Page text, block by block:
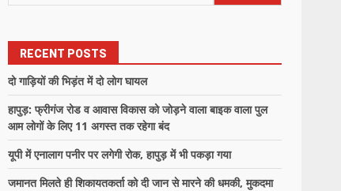
RECENT POSTS
दो गाड़ियों की भिड़ंत में दो लोग घायल
हापुड़: फ्रीगंज रोड व आवास विकास को जोड़ने वाला बाइक वाला पुल
आम लोगों के लिए 11 अगस्त तक रहेगा बंद
यूपी में एनालाग पनीर पर लगेगी रोक, हापुड़ में भी पकड़ा गया
जमानत मिलते ही शिकायतकर्ता को दी जान से मारने की धमकी, मुकदमा